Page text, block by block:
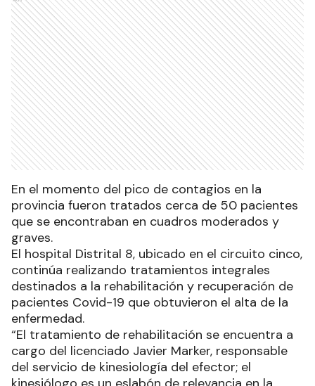
En el momento del pico de contagios en la
provincia fueron tratados cerca de 50 pacientes
que se encontraban en cuadros moderados y
graves.
El hospital Distrital 8, ubicado en el circuito cinco,
continúa realizando tratamientos integrales
destinados a la rehabilitación y recuperación de
pacientes Covid-19 que obtuvieron el alta de la
enfermedad.
“El tratamiento de rehabilitación se encuentra a
cargo del licenciado Javier Marker, responsable
del servicio de kinesiología del efector; el